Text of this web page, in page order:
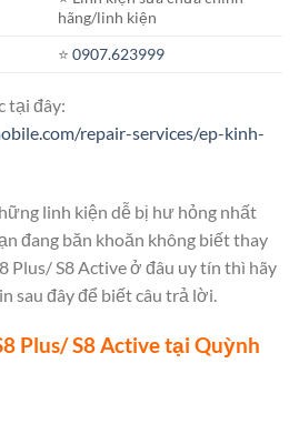
hãng/linh kiện
⭐️0907.623999
tại đây:
repair-services/ep-kinh-
linh kiện dễ bị hư hỏng nhất
đang băn khoăn không biết thay
Plus/ S8 Active ở đâu uy tín thì hãy
sau đây để biết câu trả lời.
Plus/ S8 Active tại Quỳnh